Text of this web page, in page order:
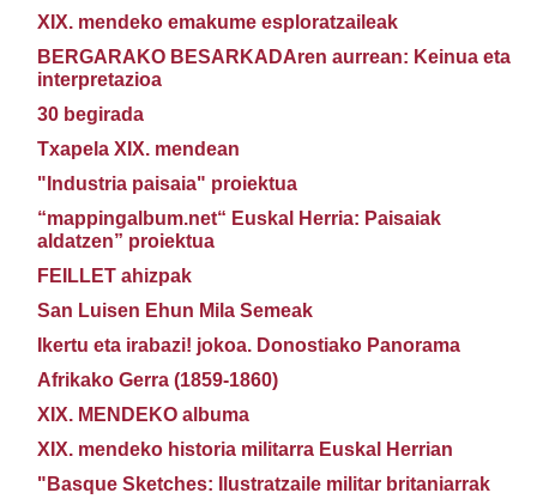
XIX. mendeko emakume esploratzaileak
BERGARAKO BESARKADAren aurrean: Keinua eta
interpretazioa
30 begirada
Txapela XIX. mendean
"Industria paisaia" proiektua
“mappingalbum.net“ Euskal Herria: Paisaiak
aldatzen” proiektua
FEILLET ahizpak
San Luisen Ehun Mila Semeak
Ikertu eta irabazi! jokoa. Donostiako Panorama
Afrikako Gerra (1859-1860)
XIX. MENDEKO albuma
XIX. mendeko historia militarra Euskal Herrian
"Basque Sketches: Ilustratzaile militar britaniarrak